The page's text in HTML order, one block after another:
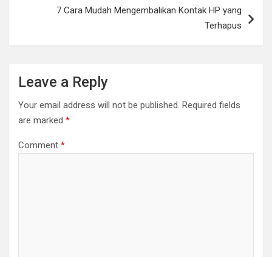
7 Cara Mudah Mengembalikan Kontak HP yang
Terhapus
Leave a Reply
Your email address will not be published. Required fields
are marked *
Comment *